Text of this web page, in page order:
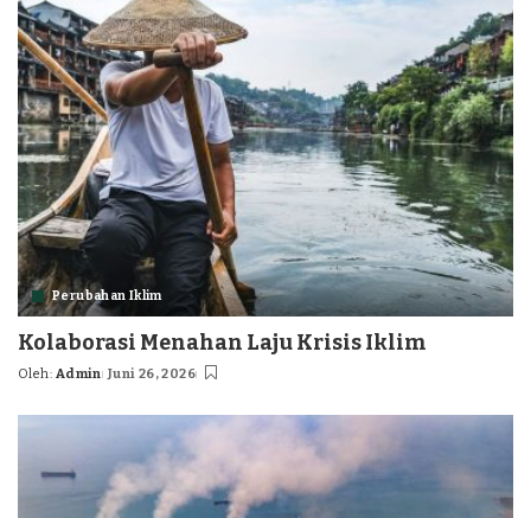
Perubahan Iklim
Kolaborasi Menahan Laju Krisis Iklim
Posted
Oleh: Admin Juni 26, 2026